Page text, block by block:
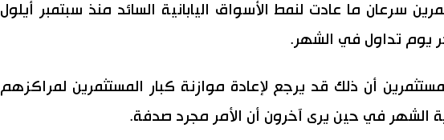
سرعان ما عادت لنمط الأسواق اليابانية السائد منذ سبتمبر أيلول
يوم تداول في الشهر.
أن ذلك قد يرجع لإعادة موازنة كبار المستثمرين لمراكزهم
الشهر في حين يرى آخرون أن الأمر مجرد صدفة.